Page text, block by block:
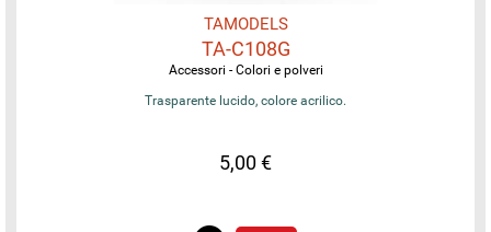
TAMODELS
TA-C108G
Accessori - Colori e polveri
Trasparente lucido, colore acrilico.
5,00 €